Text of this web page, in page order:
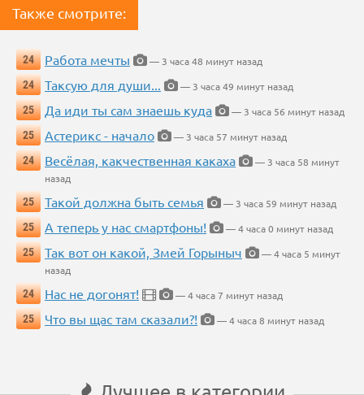
Также смотрите:
24 Работа мечты
— 3 часа 48 минут назад
24
Таксую для души...
— 3 часа 49 минут назад
25
Да иди ты сам знаешь куда
— 3 часа 56 минут назад
25
Астерикс - начало
— 3 часа 57 минут назад
24
Весёлая, какчественная какаха
— 3 часа 58 минут
назад
25
Такой должна быть семья
— 3 часа 59 минут назад
25
А теперь у нас смартфоны!
— 4 часа 0 минут назад
25
Так вот он какой, Змей Горыныч
— 4 часа 5 минут
назад
24
Нас не догонят!
— 4 часа 7 минут назад
25
Что вы щас там сказали?! — 4 часа 8 минут назад